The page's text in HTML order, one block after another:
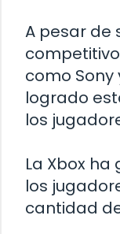
A pesar de
como Sony
logrado
los
La Xbox
los
cantidad